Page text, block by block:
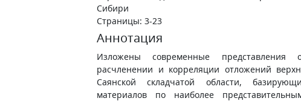
Сибири
Страницы: 3-23
Аннотация
Изложены современные представления о
расчленении и корреляции отложений
Саянской складчатой области,
материалов по наиболее